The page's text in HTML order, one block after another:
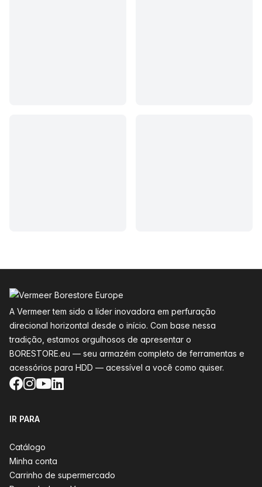
A Vermeer tem sido a líder inovadora em perfuração
direcional horizontal desde o início. Com base nessa
tradição, estamos orgulhosos de apresentar o
BORESTORE.eu — seu armazém completo de ferramentas e
acessórios para HDD — acessível a você como quiser.
Facebook
Instagram
YouTube
LinkedIn
IR PARA
Catálogo
Minha conta
Carrinho de supermercado